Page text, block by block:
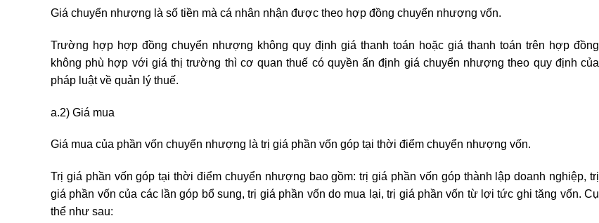
Giá chuyển nhượng là số tiền mà cá nhân nhận được theo hợp đồng chuyển nhượng vốn.
Trường hợp hợp đồng chuyển nhượng không quy định giá thanh toán hoặc giá thanh toán trên hợp đồng
không phù hợp với giá thị trường thì cơ quan thuế có quyền ấn định giá chuyển nhượng theo quy định của
pháp luật về quản lý thuế.
a.2) Giá mua
Giá mua của phần vốn chuyển nhượng là trị giá phần vốn góp tại thời điểm chuyển nhượng vốn.
Trị giá phần vốn góp tại thời điểm chuyển nhượng bao gồm: trị giá phần vốn góp thành lập doanh nghiệp, trị
giá phần vốn của các lần góp bổ sung, trị giá phần vốn do mua lại, trị giá phần vốn từ lợi tức ghi tăng vốn. Cụ
thể như sau: